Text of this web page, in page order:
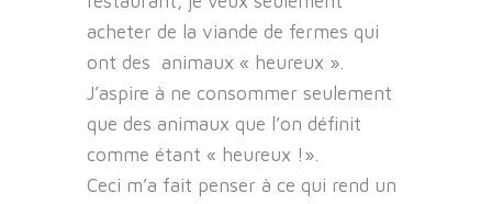
acheter de la viande de fermes qui
ont des animaux « heureux ».
J’aspire à ne consommer seulement
que des animaux que l’on définit
comme étant « heureux !».
Ceci m’a fait penser à ce qui rend un